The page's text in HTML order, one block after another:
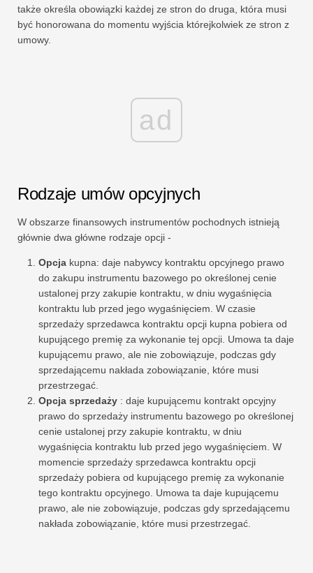
także określa obowiązki każdej ze stron do druga, która musi
być honorowana do momentu wyjścia którejkolwiek ze stron z
umowy.
ad
Rodzaje umów opcyjnych
W obszarze finansowych instrumentów pochodnych istnieją
głównie dwa główne rodzaje opcji -
Opcja kupna: daje nabywcy kontraktu opcyjnego prawo
do zakupu instrumentu bazowego po określonej cenie
ustalonej przy zakupie kontraktu, w dniu wygaśnięcia
kontraktu lub przed jego wygaśnięciem. W czasie
sprzedaży sprzedawca kontraktu opcji kupna pobiera od
kupującego premię za wykonanie tej opcji. Umowa ta daje
kupującemu prawo, ale nie zobowiązuje, podczas gdy
sprzedającemu nakłada zobowiązanie, które musi
przestrzegać.
Opcja sprzedaży : daje kupującemu kontrakt opcyjny
prawo do sprzedaży instrumentu bazowego po określonej
cenie ustalonej przy zakupie kontraktu, w dniu
wygaśnięcia kontraktu lub przed jego wygaśnięciem. W
momencie sprzedaży sprzedawca kontraktu opcji
sprzedaży pobiera od kupującego premię za wykonanie
tego kontraktu opcyjnego. Umowa ta daje kupującemu
prawo, ale nie zobowiązuje, podczas gdy sprzedającemu
nakłada zobowiązanie, które musi przestrzegać.